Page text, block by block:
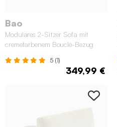
Bao
Modulares 2-Sitzer Sofa mit
cremefarbenem Bouclé-Bezug
5 (1)
349,99 €